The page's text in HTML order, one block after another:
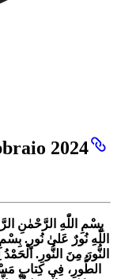
2024
بِسْمِ اللّٰهِ الرَّحْمٰنِ
اللّٰهِ نُورٌ عَلىٰ نُورٍ.
النُّورَ مِنَ النُّورِ.
الطُّورِ، فِى كِتابٍ